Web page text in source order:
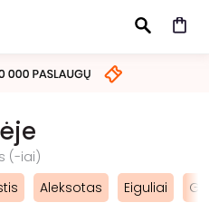
IEŠKOTI
(-iai)
Aleksotas Eiguliai